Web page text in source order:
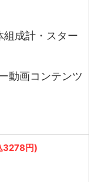
組成計・スター
動画コンテンツ
3278円)